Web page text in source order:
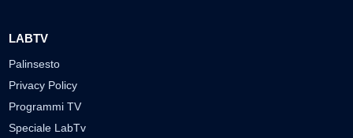
LABTV
Palinsesto
Privacy Policy
Programmi TV
Speciale LabTv